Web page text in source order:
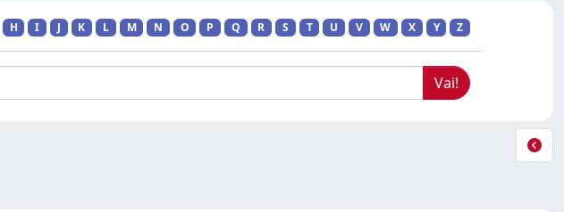
H I J K L M N O P Q R S T U V W X Y Z